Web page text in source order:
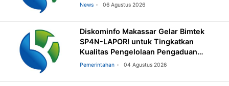
News 06 Agustus 2026
Diskominfo Makassar Gelar Bimtek
SP4N-LAPOR! untuk Tingkatkan
Kualitas Pengelolaan Pengaduan
Masyarakat
Pemerintahan 04 Agustus 2026